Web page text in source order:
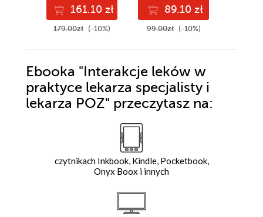
161.10 zł
179.00zł (-10%)
89.10 zł
99.00zł (-10%)
Ebooka "Interakcje leków w
praktyce lekarza specjalisty i
lekarza POZ" przeczytasz na:
czytnikach Inkbook, Kindle, Pocketbook,
Onyx Boox i innych